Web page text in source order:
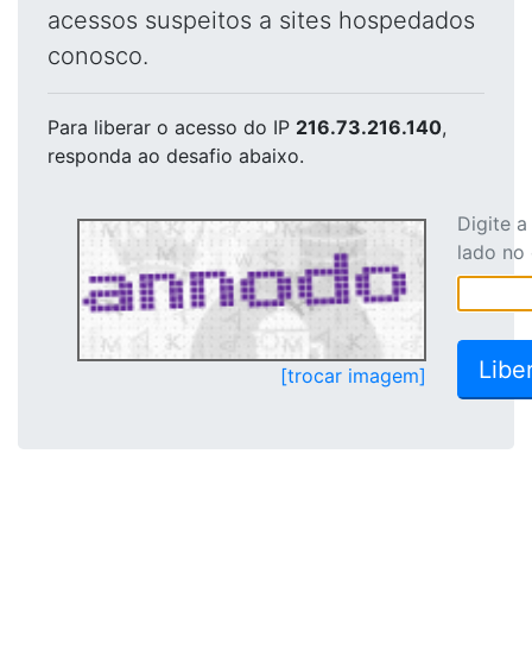
acessos suspeitos a sites hospedados
conosco.
Para liberar o acesso do IP 216.73.216.140,
responda ao desafio abaixo.
[trocar imagem]
Digite
lado no